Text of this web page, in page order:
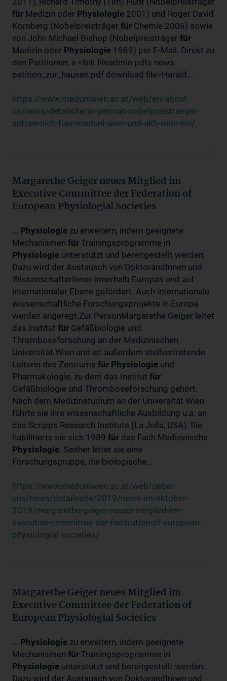
für Medizin oder Physiologie 2001) und Roger David
Kornberg (Nobelpreisträger für Chemie 2006) sowie
von John Michael Bishop (Nobelpreisträger für
Medizin oder Physiologie 1989) per E-Mail. Direkt zu
den Petitionen: » <link fileadmin pdfs news
petition_zur_hausen.pdf download file>Harald...
https://www.meduniwien.ac.at/web/en/about-
us/news/detailsite/in-german-nobelpreistraeger-
setzen-sich-fuer-meduni-wien-und-akh-wien-ein/
Margarethe Geiger neues Mitglied im
Executive Committee der Federation of
European Physiologial Societies
... Physiologie zu erweitern, indem geeignete
Mechanismen für Trainingsprogramme in
Physiologie unterstützt und bereitgestellt werden.
Dazu wird der Austausch von DoktorandInnen und
WissenschafterInnen innerhalb Europas und auf
internationaler Ebene gefördert. Auch internationale
wissenschaftliche Forschungsprojekte in Europa
werden angeregt.Zur PersonMargarethe Geiger leitet
das Institut für Gefäßbiologie und
Thromboseforschung an der Medizinischen
Universität Wien und ist außerdem stellvertretende
Leiterin des Zentrums für Physiologie und
Pharmakologie, zu dem das Institut für
Gefäßbiologie und Thromboseforschung gehört.
Nach dem Medizinstudium an der Universität Wien
führte sie ihre wissenschaftliche Ausbildung u.a. an
das Scripps Research Institute (La Jolla, USA). Sie
habilitierte sie sich 1989 für das Fach Medizinische
Physiologie. Seither leitet sie eine
Forschungsgruppe, die biologische...
https://www.meduniwien.ac.at/web/ueber-
uns/news/detailseite/2019/news-im-oktober-
2019/margarethe-geiger-neues-mitglied-im-
executive-committee-der-federation-of-european-
physiologial-societies/
Margarethe Geiger neues Mitglied im
Executive Committee der Federation of
European Physiologial Societies
... Physiologie zu erweitern, indem geeignete
Mechanismen für Trainingsprogramme in
Physiologie unterstützt und bereitgestellt werden.
Dazu wird der Austausch von DoktorandInnen und